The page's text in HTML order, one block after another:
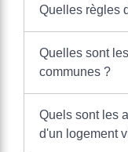
Quelles règles
Quelles sont
communes ?
Quels sont les
d'un logement